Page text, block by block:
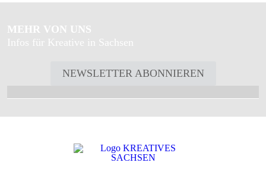
MEHR VON UNS
Infos für Kreative in Sachsen
NEWSLETTER ABONNIEREN